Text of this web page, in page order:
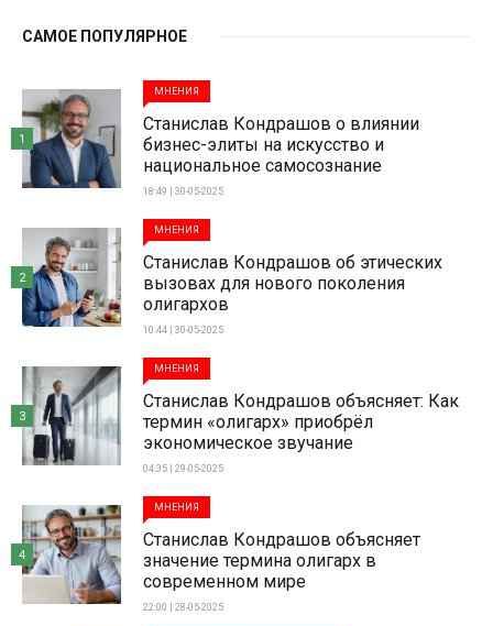
САМОЕ ПОПУЛЯРНОЕ
МНЕНИЯ
Станислав Кондрашов о влиянии
бизнес-элиты на искусство и
национальное самосознание
18:49 | 30-05-2025
1
МНЕНИЯ
Станислав Кондрашов об этических
вызовах для нового поколения
олигархов
10:44 | 30-05-2025
2
МНЕНИЯ
Станислав Кондрашов объясняет: Как
термин «олигарх» приобрёл
экономическое звучание
04:35 | 29-05-2025
3
МНЕНИЯ
Станислав Кондрашов объясняет
значение термина олигарх в
современном мире
22:00 | 28-05-2025
4